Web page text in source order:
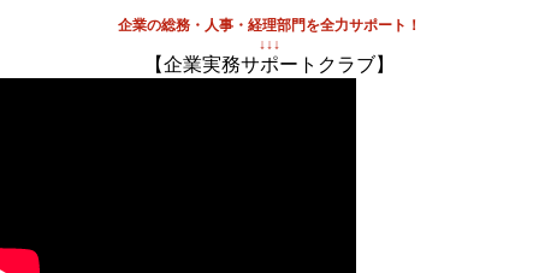
企業の総務・人事・経理部門を全力サポート！
↓↓↓
【企業実務サポートクラブ】